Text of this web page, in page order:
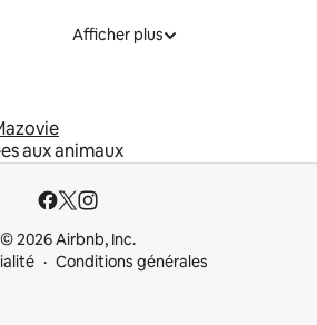
Afficher plus
aux animaux
© 2026 Airbnb, Inc.
Conditions générales